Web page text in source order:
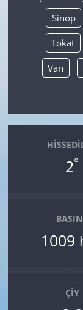
Sinop
Tokat
Van
2°
1009
ÇIY